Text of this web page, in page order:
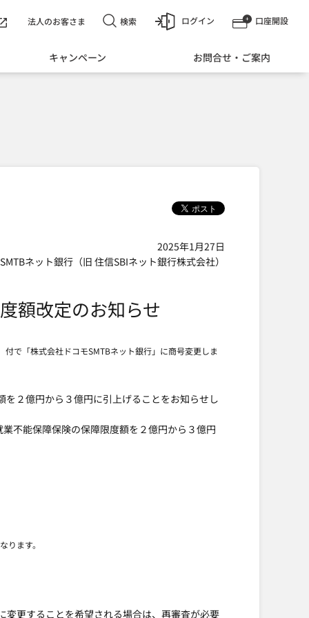
口座開設
ログイン
キャンペーン お問合せ・ご案内
法人のお客さま 検索
2025年1月27日
ネット銀行（旧 住信SBIネット銀行株式会社）
額改定のお知らせ
で「株式会社ドコモSMTBネット銀行」に商号変更しま
２億円から３億円に引上げることをお知らせし
不能保障保険の保障限度額を２億円から３億円
ます。
変更することを希望される場合は、再審査が必要